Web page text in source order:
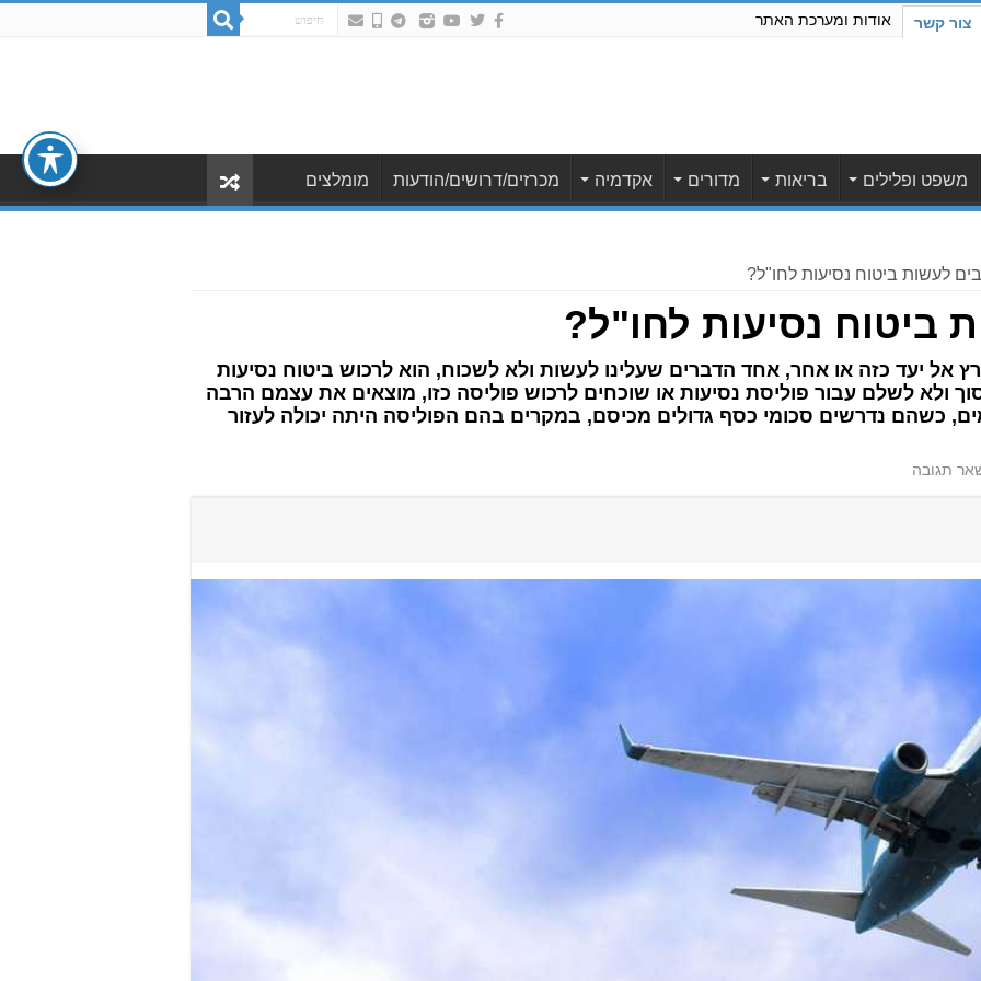
צור קשר אודות ומערכת האתר
משפט ופלילים בריאות מדורים אקדמיה מכרזים/דרושים/הודעות מומלצים
לעשות ביטוח נסיעות לחו"ל?
ביטוח נסיעות לחו"ל?
אל יעד כזה או אחר, אחד הדברים שעלינו לעשות ולא לשכוח, הוא לרכוש ביטוח נסיעות
ולא לשלם עבור פוליסת נסיעות או שוכחים לרכוש פוליסה כזו, מוצאים את עצמם הרבה
כשהם נדרשים סכומי כסף גדולים מכיסם, במקרים בהם הפוליסה היתה יכולה לעזור
תגובה